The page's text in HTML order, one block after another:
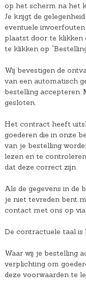
op het scherm na het
Je krijgt de
eventuele
plaatst door te klikken
te klikken op
Wij bevestigen de
van een automatisch
bestelling accepteren.
gesloten.
Het contract heeft
goederen die in onze
van je bestelling
lezen en te
dat deze correct zijn.
Als de gegevens in de
je niet tevreden bent
contact met ons op
De contractuele taal is
Waar wij je bestelling
verplichting om
deze voorwaarden te